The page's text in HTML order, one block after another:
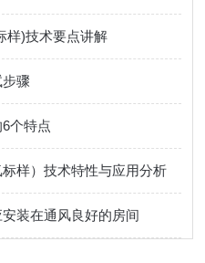
样)技术要点讲解
骤
个特点
样）技术特性与应用分析
装在通风良好的房间